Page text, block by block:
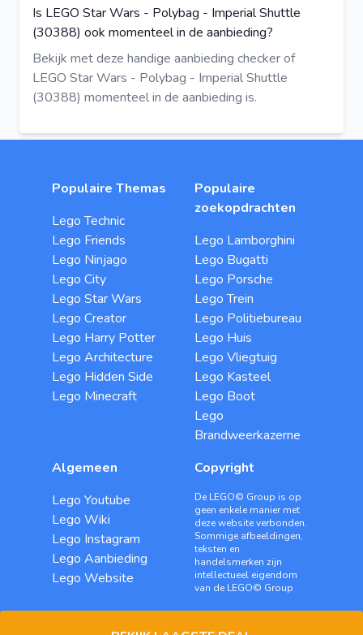
Is LEGO Star Wars - Polybag - Imperial Shuttle
(30388) ook momenteel in de aanbieding?
Bekijk met deze handige aanbieding checkerof
LEGO Star Wars - Polybag - Imperial Shuttle
(30388) momenteel in de aanbieding is.
Populaire Themas
Lego Technic
Lego Friends
Lego Ninjago
Lego City
Lego Star Wars
Lego Creator
Lego Harry Potter
Lego Architecture
Lego Hidden Side
Lego Minecraft
Populaire
zoekopdrachten
Lego Lamborghini
Lego Bugatti
Lego Porsche
Lego Trein
Lego Politiebureau
Lego Huis
Lego Vliegtuig
Lego Kasteel
Lego Boot
Lego
Brandweerkazerne
Algemeen
Lego Youtube
Lego Wiki
Lego Instagram
Lego Aanbieding
Lego Website
Copyright
De LEGO© Group is op
geen enkele manier met
deze website verbonden.
Sommige afbeeldingen,
teksten en
handelsmerken zijn
intellectueel eigendom
van de LEGO© Group